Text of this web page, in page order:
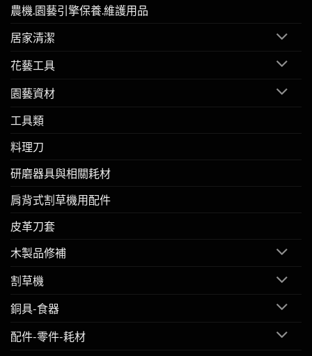
農機.園藝引擎保養.維護用品
居家清潔
花藝工具
園藝資材
工具類
料理刀
研磨器具與相關耗材
肩背式割草機用配件
皮革刀套
木製品修補
割草機
銅具-食器
配件-零件-耗材